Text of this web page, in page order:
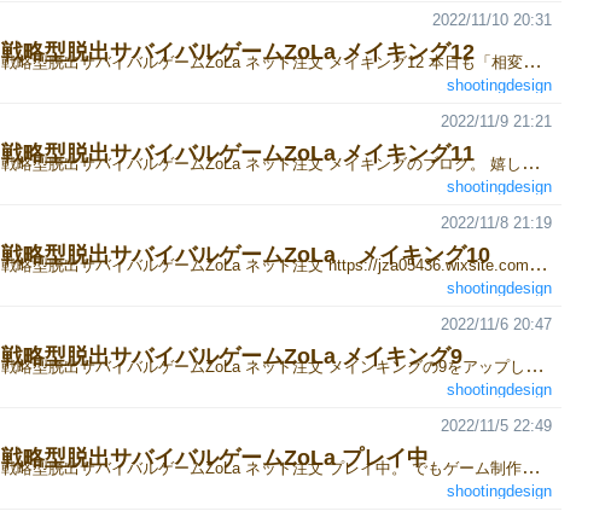
戦略型脱出サバイバルゲームZoLa メイキング12 戦略型脱出サバイバルゲームZoLa ネット注文 メイキング12 本日も「相変わらず手のひらでやるゲームじゃない」ZoLaを含め、 ネット注文の品を発送させていただきました。楽しんでいただければと思います。
2022/11/10 20:31
shootingdesign
戦略型脱出サバイバルゲームZoLa メイキング11 戦略型脱出サバイバルゲームZoLa ネット注文 メイキングのブログ。 嬉しい事に本日もネット注文をいただけました。ありがとうございます。 これもひとえに遊んで下さった方々が、SNS等でその様子や感想を上げて下さったからと、 感謝いたしております！
2022/11/9 21:21
shootingdesign
戦略型脱出サバイバルゲームZoLa メイキング10 戦略型脱出サバイバルゲームZoLa ネット注文 https://jza05436.wixsite.com/my-site/blog 引き続きネット注文受付中です。 今回も自分のプレイでは１ターン足りずゲームオーバーとなりました。 行けると思ったんだけどなぁ。
2022/11/8 21:19
shootingdesign
戦略型脱出サバイバルゲームZoLa メイキング9 戦略型脱出サバイバルゲームZoLa ネット注文 メインキングの9をアップしました。ちょろちょろと新作もZoLaのプレイも進めております。 https://jza05436.wixsite.com/my-site/blog
2022/11/6 20:47
shootingdesign
戦略型脱出サバイバルゲームZoLa プレイ中 戦略型脱出サバイバルゲームZoLa ネット注文 プレイ中。 でもゲーム制作もしているのでちょっとずつ。 今回は開始一気に3エリア同時にサーチした。 グローが出てくるが、3人一緒にいるので1ダメージのみで切り抜ける。 よし。いい感じ。この方法ありだな。
2022/11/5 22:49
shootingdesign